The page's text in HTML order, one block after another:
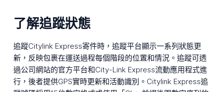
了解追蹤狀態
追蹤Citylink Express寄件時，追蹤平台顯示一系列狀態更
新，反映包裹在運送過程每個階段的位置和情況。追蹤可透
過公司網站的官方平台和City-Link Express流動應用程式進
行，後者提供GPS實時更新和活動識別。Citylink Express追